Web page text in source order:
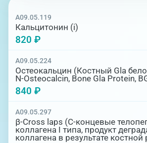
A09.05.119
Кальцитонин (i)
820 ₽
A09.05.224
Остеокальцин (Костный Gla
N-Osteocalcin, Bone Gla Protein,
840 ₽
A09.05.297
β-Cross laps (С-концевые
коллагена I типа, продукт
коллагена в результате